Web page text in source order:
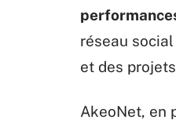
réseau
et des
AkeoNet, en